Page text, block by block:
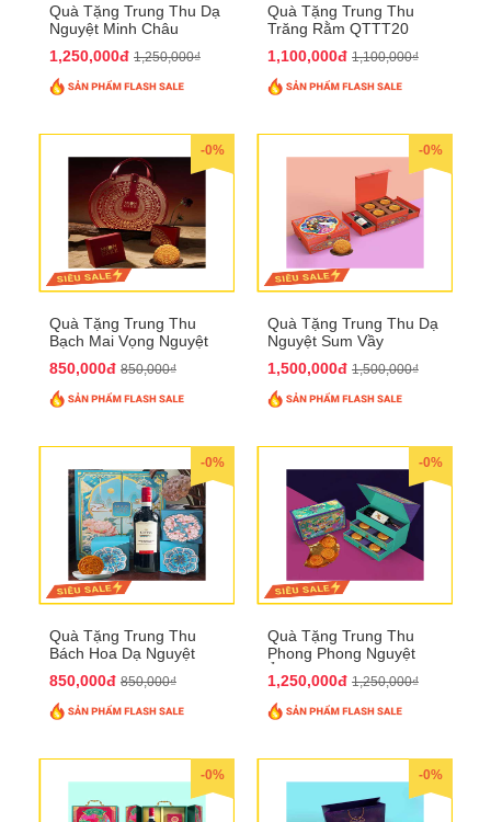
Quà Tặng Trung Thu Dạ
Nguyệt Minh Châu
1,250,000đ 1,250,000₫
Quà Tặng Trung Thu
Trăng Rằm QTTT20
1,100,000đ 1,100,000₫
-0%
Quà Tặng Trung Thu
Bạch Mai Vọng Nguyệt
850,000đ 850,000₫
-0%
Quà Tặng Trung Thu Dạ
Nguyệt Sum Vầy
1,500,000đ 1,500,000₫
-0%
Quà Tặng Trung Thu
Bách Hoa Dạ Nguyệt
850,000đ 850,000₫
-0%
Quà Tặng Trung Thu
Phong Phong Nguyệt
1,250,000đ 1,250,000₫
-0% -0%